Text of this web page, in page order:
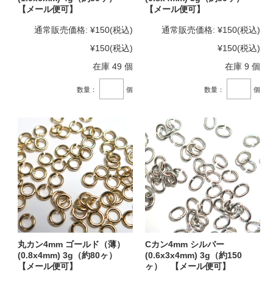
【メール便可】
通常販売価格: ¥150(税込)
¥150(税込)
在庫 49 個
数量： 個
【メール便可】
通常販売価格: ¥150(税込)
¥150(税込)
在庫 9 個
数量： 個
丸カン4mm ゴールド（薄）
(0.8x4mm) 3g（約80ヶ）
【メール便可】
Cカン4mm シルバー
(0.6x3x4mm) 3g（約150
ヶ） 【メール便可】